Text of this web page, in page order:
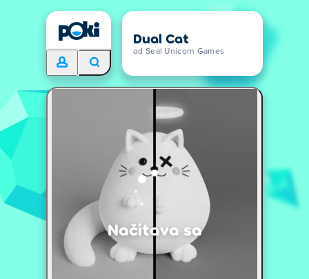
Dual Cat
od Seal Unicorn Games
Načítava sa